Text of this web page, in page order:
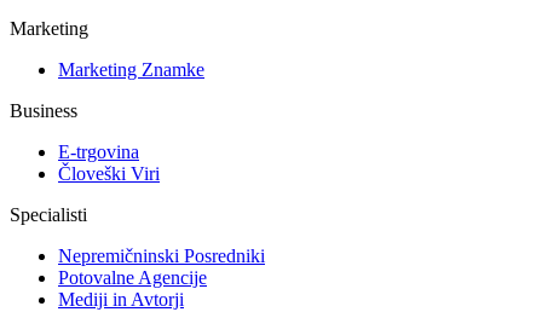
Marketing
Marketing Znamke
Business
E-trgovina
Človeški Viri
Specialisti
Nepremičninski Posredniki
Potovalne Agencije
Mediji in Avtorji